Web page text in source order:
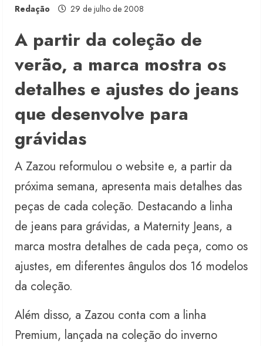
Redação 29 de julho de 2008
A partir da coleção de
verão, a marca mostra os
detalhes e ajustes do jeans
que desenvolve para
grávidas
A Zazou reformulou o website e, a partir da
próxima semana, apresenta mais detalhes das
peças de cada coleção. Destacando a linha
de jeans para grávidas, a Maternity Jeans, a
marca mostra detalhes de cada peça, como os
ajustes, em diferentes ângulos dos 16 modelos
da coleção.
Além disso, a Zazou conta com a linha
Premium, lançada na coleção do inverno